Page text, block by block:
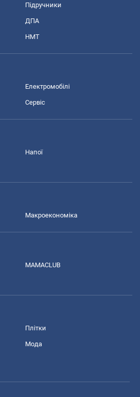
Підручники
ДПА
НМТ
Електромобілі
Сервіс
Напої
Макроекономіка
MAMACLUB
Плітки
Мода